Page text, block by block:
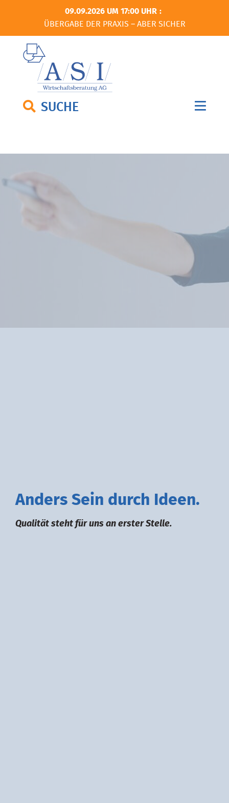
09.09.2026 UM 17:00 UHR
ÜBERGABE DER PRAXIS – ABER SICHER
SUCHE
Anders Sein durch deen.
Qualität steht für uns an erster Stelle.